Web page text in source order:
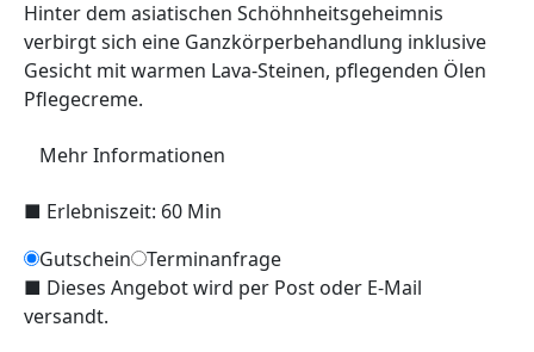
Hinter dem asiatischen Schöhnheitsgeheimnis
verbirgt sich eine Ganzkörperbehandlung inklusive
Gesicht mit warmen Lava-Steinen, pflegenden Ölen
Pflegecreme.
Mehr Informationen
■ Erlebniszeit: 60 Min
Gutschein
Terminanfrage
■ Dieses Angebot wird per Post oder E-Mail
versandt.